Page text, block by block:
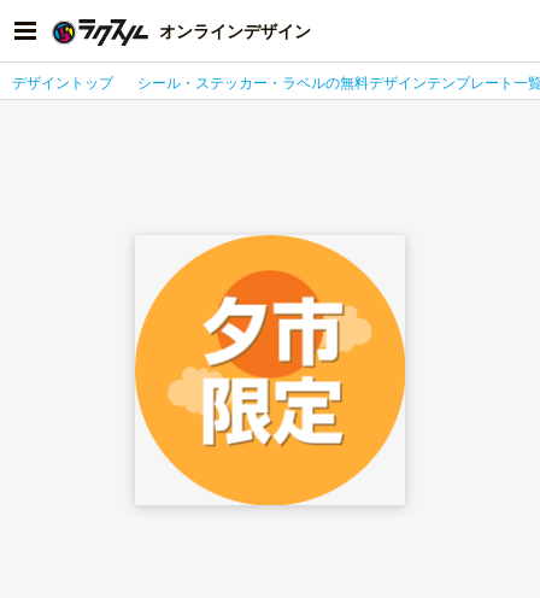
オンラインデザイン
デザイントップ シール・ステッカー・ラベルの無料デザインテンプレート一